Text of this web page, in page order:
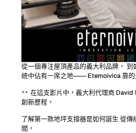
從一個專注屋頂產品的義大利品牌， 到
統中佔有一席之地—— Eternoivica 靠的
在這支影片中，義大利代理商 David
創新歷程，
了解第一款地坪支撐器是如何誕生 從傳
間，